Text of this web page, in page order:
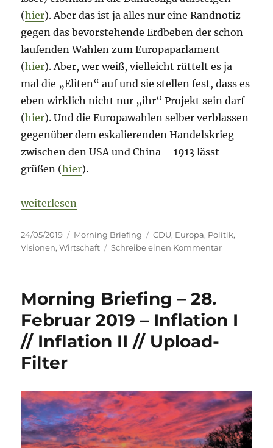
(hier). Aber das ist ja alles nur eine Randnotiz
gegen das bevorstehende Erdbeben der schon
laufenden Wahlen zum Europaparlament
(hier). Aber, wer weiß, vielleicht rüttelt es ja
mal die „Eliten“ auf und sie stellen fest, dass es
eben wirklich nicht nur „ihr“ Projekt sein darf
(hier). Und die Europawahlen selber verblassen
gegenüber dem eskalierenden Handelskrieg
zwischen den USA und China – 1913 lässt
grüßen (hier).
„Morning Briefing – 24. Mai 2019 – Politik //
weiterlesen
Veröffentlicht
am
24/05/2019 Kategorien
Morning Briefing Schlagwörter
CDU, Europa, Politik,
Visionen,Wirtschaft Schreibe einen Kommentarzu
2019
Visionen
Morning Briefing – 28.
Februar 2019 – Inflation I
// Inflation II // Upload-
Filter